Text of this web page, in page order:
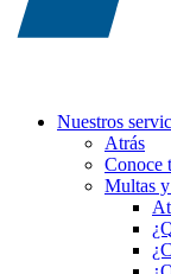
Nuestros
Atrás
Conoce
Multas